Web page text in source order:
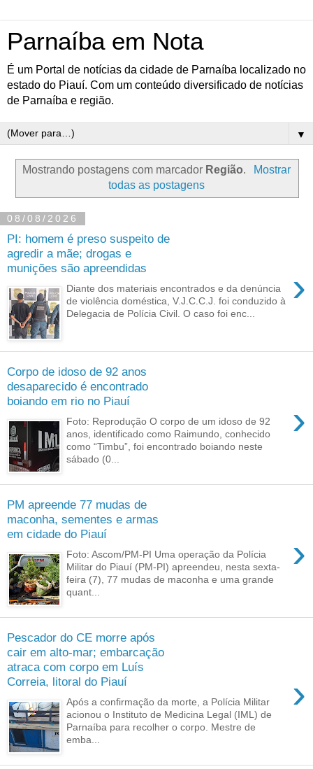
Parnaíba em Nota
É um Portal de notícias da cidade de Parnaíba localizado no
estado do Piauí. Com um conteúdo diversificado de notícias
de Parnaíba e região.
▼
Mostrando postagens com marcador Região.
Mostrar
todas as postagens
08/08/2026
PI: homem é preso suspeito de
agredir a mãe; drogas e
munições são apreendidas
›
Diante dos materiais encontrados e da denúncia
de violência doméstica, V.J.C.C.J. foi conduzido à
Delegacia de Polícia Civil. O caso foi enc...
Corpo de idoso de 92 anos
desaparecido é encontrado
boiando em rio no Piauí
›
Foto: Reprodução O corpo de um idoso de 92
anos, identificado como Raimundo, conhecido
como “Timbu”, foi encontrado boiando neste
sábado (0...
PM apreende 77 mudas de
maconha, sementes e armas
em cidade do Piauí
›
Foto: Ascom/PM-PI Uma operação da Polícia
Militar do Piauí (PM-PI) apreendeu, nesta sexta-
feira (7), 77 mudas de maconha e uma grande
quant...
Pescador do CE morre após
cair em alto-mar; embarcação
atraca com corpo em Luís
Correia, litoral do Piauí
›
Após a confirmação da morte, a Polícia Militar
acionou o Instituto de Medicina Legal (IML) de
Parnaíba para recolher o corpo. Mestre de
emba...